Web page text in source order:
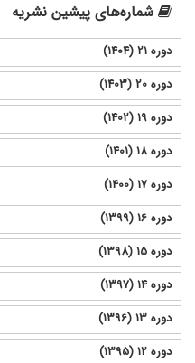
شماره‌های پیشین نشریه
دوره 21 (1404)
دوره 20 (1403)
دوره 19 (1402)
دوره 18 (1401)
دوره 17 (1400)
دوره 16 (1399)
دوره 15 (1398)
دوره 14 (1397)
دوره 13 (1396)
دوره 12 (1395)